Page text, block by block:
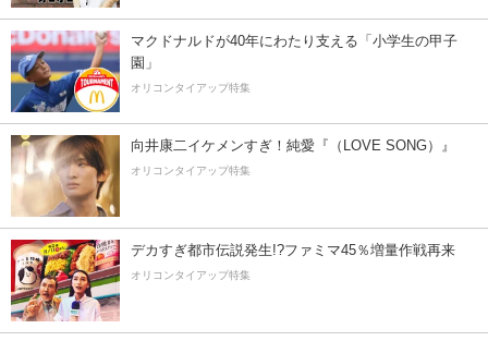
マクドナルドが40年にわたり支える「小学生の甲子
園」
オリコンタイアップ特集
向井康二イケメンすぎ！純愛『（LOVE SONG）』
オリコンタイアップ特集
デカすぎ都市伝説発生!?ファミマ45％増量作戦再来
オリコンタイアップ特集